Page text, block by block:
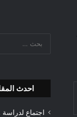
احدث
اجتماع